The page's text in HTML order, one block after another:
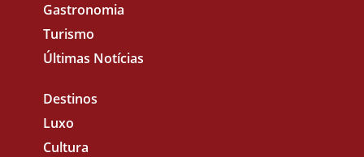
Gastronomia
Turismo
Últimas Notícias
Destinos
Luxo
Cultura